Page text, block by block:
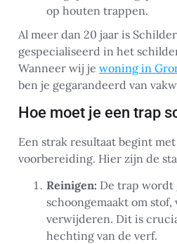
op houten trappen.
Al meer dan 20 jaar is
gespecialiseerd in het
Wanneer wij je woning in
ben je gegarandeerd van
Hoe moet je een trap
Een strak resultaat begint
voorbereiding. Hier zijn de
Reinigen: De trap wordt
schoongemaakt om
verwijderen. Dit is
hechting van de verf.